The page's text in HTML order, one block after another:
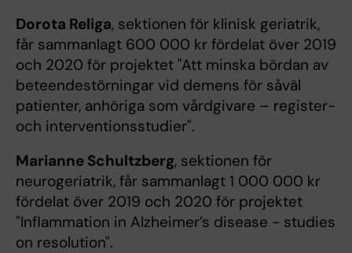
Dorota Religa, sektionen för klinisk geriatrik,
får sammanlagt 600 000 kr fördelat över 2019
och 2020 för projektet "Att minska bördan av
beteendestörningar vid demens för såväl
patienter, anhöriga som vårdgivare – register-
och interventionsstudier".
Marianne Schultzberg, sektionen för
neurogeriatrik, får sammanlagt 1 000 000 kr
fördelat över 2019 och 2020 för projektet
"Inflammation in Alzheimer’s disease - studies
on resolution".